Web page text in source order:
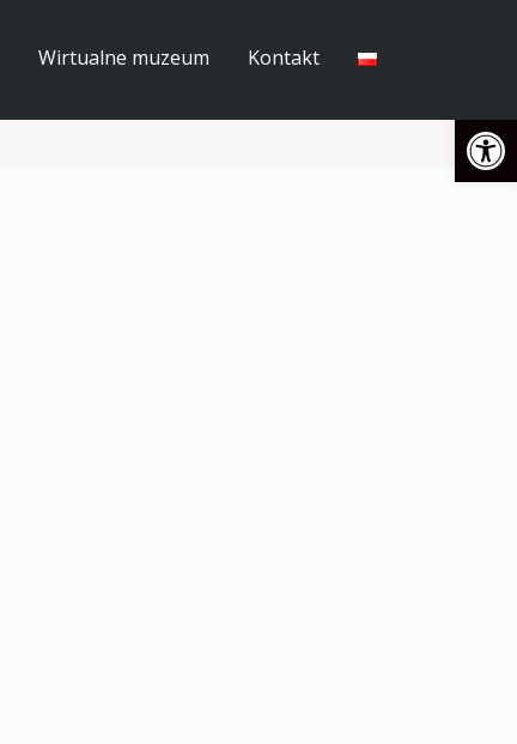
Wirtualne muzeum Kontakt